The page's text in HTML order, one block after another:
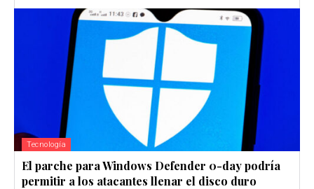
Tecnología
El parche para Windows Defender 0-day podría
permitir a los atacantes llenar el disco duro